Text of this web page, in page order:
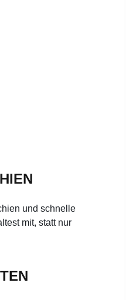
und schnelle
mit, statt nur